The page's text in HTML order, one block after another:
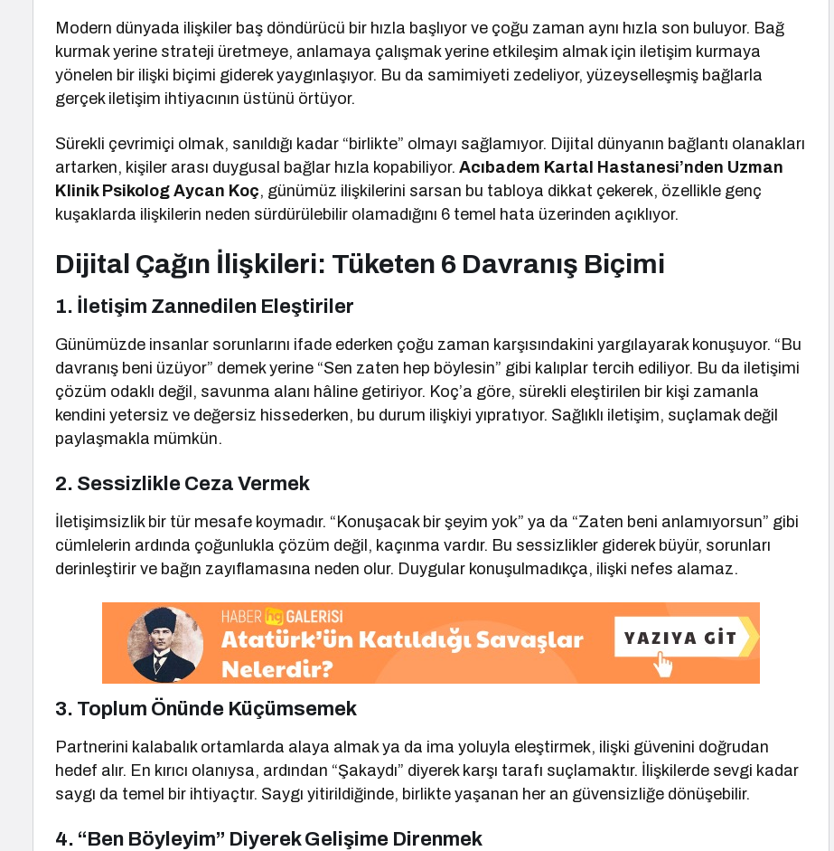
Modern dünyada ilişkiler baş döndürücü bir hızla başlıyor ve çoğu zaman aynı hızla son buluyor. Bağ
kurmak yerine strateji üretmeye, anlamaya çalışmak yerine etkileşim almak için iletişim kurmaya
yönelen bir ilişki biçimi giderek yaygınlaşıyor. Bu da samimiyeti zedeliyor, yüzeyselleşmiş bağlarla
gerçek iletişim ihtiyacının üstünü örtüyor.
Sürekli çevrimiçi olmak, sanıldığı kadar “birlikte” olmayı sağlamıyor. Dijital dünyanın bağlantı olanakları
artarken, kişiler arası duygusal bağlar hızla kopabiliyor.Acıbadem Kartal Hastanesi’nden Uzman
Klinik Psikolog Aycan Koç, günümüz ilişkilerini sarsan bu tabloya dikkat çekerek, özellikle genç
kuşaklarda ilişkilerin neden sürdürülebilir olamadığını 6 temel hata üzerinden açıklıyor.
Dijital Çağın İlişkileri: Tüketen 6 Davranış Biçimi
1. İletişim Zannedilen Eleştiriler
Günümüzde insanlar sorunlarını ifade ederken çoğu zaman karşısındakini yargılayarak konuşuyor. “Bu
davranış beni üzüyor” demek yerine “Sen zaten hep böylesin” gibi kalıplar tercih ediliyor. Bu da iletişimi
çözüm odaklı değil, savunma alanı hâline getiriyor. Koç’a göre, sürekli eleştirilen bir kişi zamanla
kendini yetersiz ve değersiz hissederken, bu durum ilişkiyi yıpratıyor. Sağlıklı iletişim, suçlamak değil
paylaşmakla mümkün.
2. Sessizlikle Ceza Vermek
İletişimsizlik bir tür mesafe koymadır. “Konuşacak bir şeyim yok” ya da “Zaten beni anlamıyorsun” gibi
cümlelerin ardında çoğunlukla çözüm değil, kaçınma vardır. Bu sessizlikler giderek büyür, sorunları
derinleştirir ve bağın zayıflamasına neden olur. Duygular konuşulmadıkça, ilişki nefes alamaz.
3. Toplum Önünde Küçümsemek
Partnerini kalabalık ortamlarda alaya almak ya da ima yoluyla eleştirmek, ilişki güvenini doğrudan
hedef alır. En kırıcı olanıysa, ardından “Şakaydı” diyerek karşı tarafı suçlamaktır. İlişkilerde sevgi kadar
saygı da temel bir ihtiyaçtır. Saygı yitirildiğinde, birlikte yaşanan her an güvensizliğe dönüşebilir.
4. “Ben Böyleyim” Diyerek Gelişime Direnmek